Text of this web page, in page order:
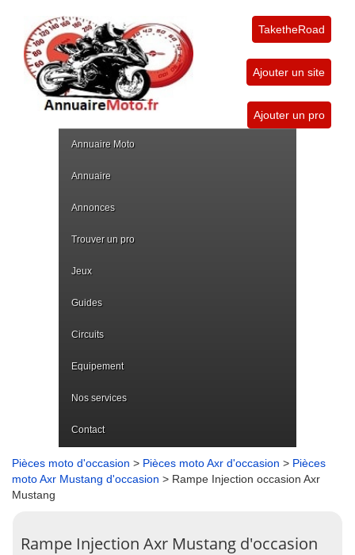
TaketheRoad
Ajouter un site
Ajouter un pro
Annuaire Moto
Annuaire
Annonces
Trouver un pro
Jeux
Guides
Circuits
Equipement
Nos services
Contact
Pièces moto d'occasion > Pièces moto Axr d'occasion > Pièces
moto Axr Mustang d'occasion > Rampe Injection occasion Axr
Mustang
Rampe Injection Axr Mustang d'occasion